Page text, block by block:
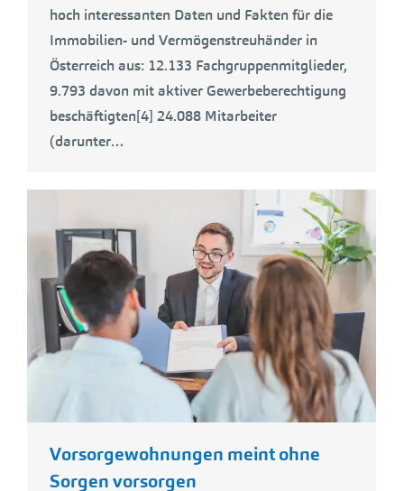
hoch interessanten Daten und Fakten für die
Immobilien- und Vermögenstreuhänder in
Österreich aus: 12.133 Fachgruppenmitglieder,
9.793 davon mit aktiver Gewerbeberechtigung
beschäftigten[4] 24.088 Mitarbeiter
(darunter…
Vorsorgewohnungen meint ohne
Sorgen vorsorgen